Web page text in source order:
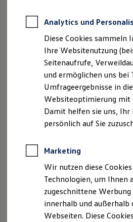
Professional Class
Behörden
Direktkunden
Sonderfahrzeuge
Anpfiff zum Gewinn
Elektromobilität
Elektroautos
ID. Tutorials
Elektrofahrzeugkonzepte
ID. EVERY1
Reichweite
Rekuperation
Laden unterwegs
Laden Zuhause
Ladestationen finden
Ladezeitensimulator
Batterie
Sicherheit
Impressum
Datenschutzerklärungen
Lizenzhinweise Dritter
Angaben zum Digital Services Act (DSA)
Produktsicherheitsinformationen
Disclaimer von Volkswagen AG
Die in dieser Darstellung
teilweise Sonderausstattungen
Mehrpreis.
Übersicht der aktuell verfügbaren
Die angegebenen Verbrauchs-
sich nicht auf ein einzelnes
Analytics und
Diese Cookies sammeln
Ihre Websitenutzung
Seitenaufrufe,
und ermöglichen uns bei
Umfrageergebnisse in die
Websiteoptimierung mit
Damit helfen sie uns, Ihr
persönlich auf Sie
Marketing
Wir nutzen diese
Technologien, um Ihnen
zugeschnittene Werbung
innerhalb und außerhalb
Webseiten. Diese